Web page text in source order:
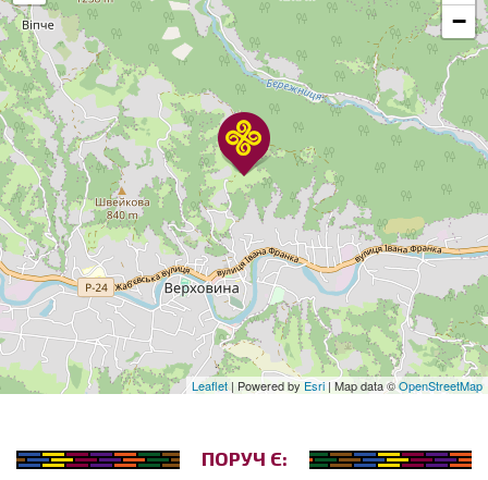
−
Leaflet| Powered byEsri| Map data ©OpenStreetMap
ПОРУЧ Є: